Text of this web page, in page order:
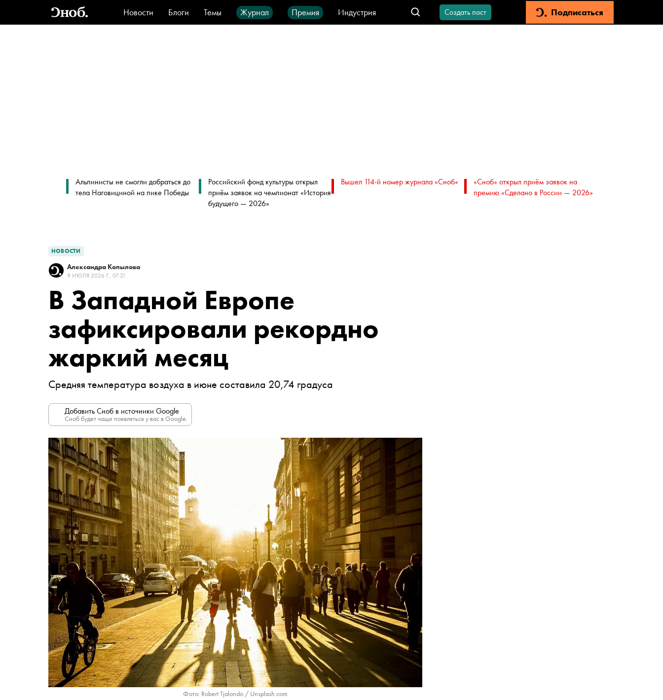
Новости Блоги Темы Журнал Премия
Индустрия
Стиль
Видео Город IT-продукты
Создать пост Подписаться
Альпинисты не смогли добраться до
тела Наговициной на пике Победы
Российский фонд культуры открыл
приём заявок на чемпионат «История
будущего — 2026»
Вышел 114-й номер журнала «Сноб»
«Сноб» открыл приём заявок на
премию «Сделано в России — 2026»
НОВОСТИ
Александра Копылова
9 ИЮЛЯ 2026 Г., 07:21
В Западной Европе
зафиксировали рекордно
жаркий месяц
Средняя температура воздуха в июне составила 20,74 градуса
Добавить Сноб в источники Google
Сноб будет чаще появляться у вас в Google.
Фото: Robert Tjalondo / Unsplash.com